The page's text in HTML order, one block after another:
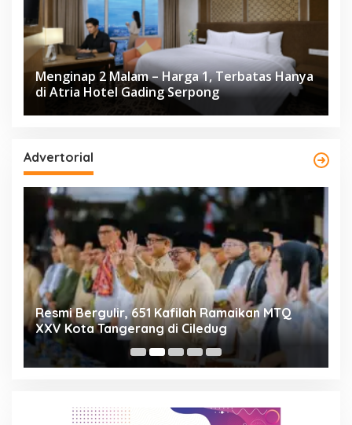
Menginap 2 Malam – Harga 1, Terbatas Hanya
di Atria Hotel Gading Serpong
Advertorial
Resmi Bergulir, 651 Kafilah Ramaikan MTQ
XXV Kota Tangerang di Ciledug